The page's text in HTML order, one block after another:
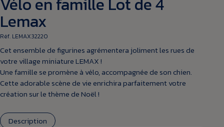
Lemax
Réf. LEMAX32220
Cet ensemble de figurines agrémentera joliment les rues de
votre village miniature LEMAX !
Une famille se promène à vélo, accompagnée de son chien.
Cette adorable scène de vie enrichira parfaitement votre
création sur le thème de Noël !
Description